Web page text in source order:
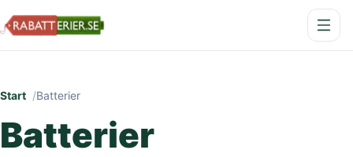
Start Batterier
Batterier